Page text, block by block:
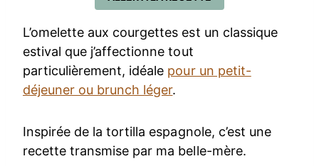
L’omelette aux courgettes est un classique
estival que j’affectionne tout
particulièrement, idéale pour un petit-
déjeuner ou brunch léger.
Inspirée de la tortilla espagnole, c’est une
recette transmise par ma belle-mère.